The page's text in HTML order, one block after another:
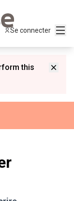
Se connecter
this